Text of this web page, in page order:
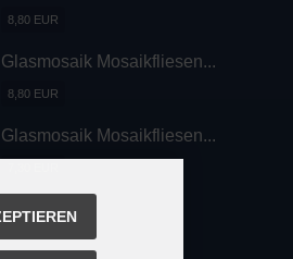
8,80 EUR
Glasmosaik Mosaikfliesen...
8,80 EUR
Glasmosaik Mosaikfliesen...